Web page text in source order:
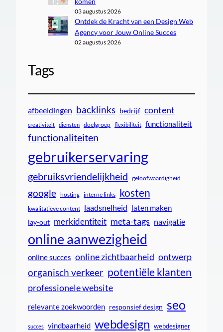
03 augustus 2026
Ontdek de Kracht van een Design Web
Agency voor Jouw Online Succes
02 augustus 2026
Tags
afbeeldingen backlinks bedrijf content
creativiteit diensten doelgroep flexibiliteit functionaliteit
functionaliteiten
gebruikerservaring
gebruiksvriendelijkheid geloofwaardigheid
google hosting interne links kosten
kwalitatieve content laadsnelheid laten maken
lay-out merkidentiteit meta-tags navigatie
online aanwezigheid
online succes online zichtbaarheid ontwerp
organisch verkeer potentiële klanten
professionele website
relevante zoekwoorden responsief design seo
succes vindbaarheid webdesign webdesigner